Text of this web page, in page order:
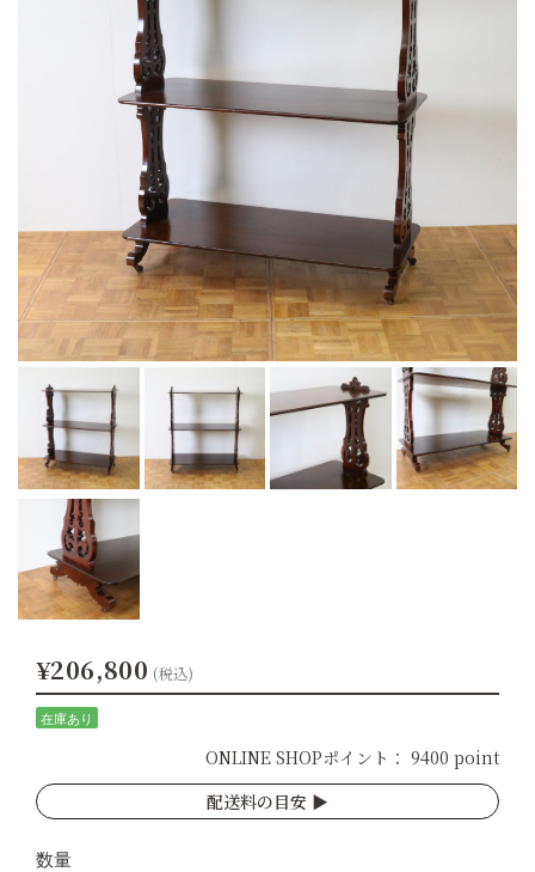
¥206,800 (税込)
在庫あり
ONLINE SHOPポイント： 9400 point
配送料の目安 ▶︎
数量